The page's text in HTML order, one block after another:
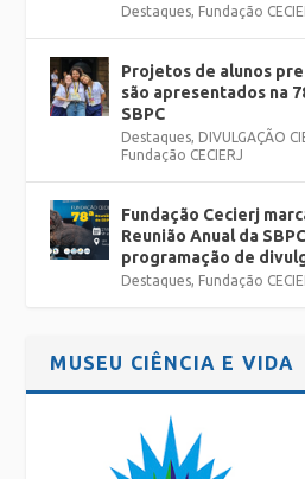
Destaques, Fundação
Projetos de alunos
são apresentados na
SBPC
Destaques, DIVULGAÇÃO
Fundação CECIERJ
Fundação Cecierj
Reunião Anual da
programação de
Destaques, Fundação
MUSEU CIÊNCIA E VIDA